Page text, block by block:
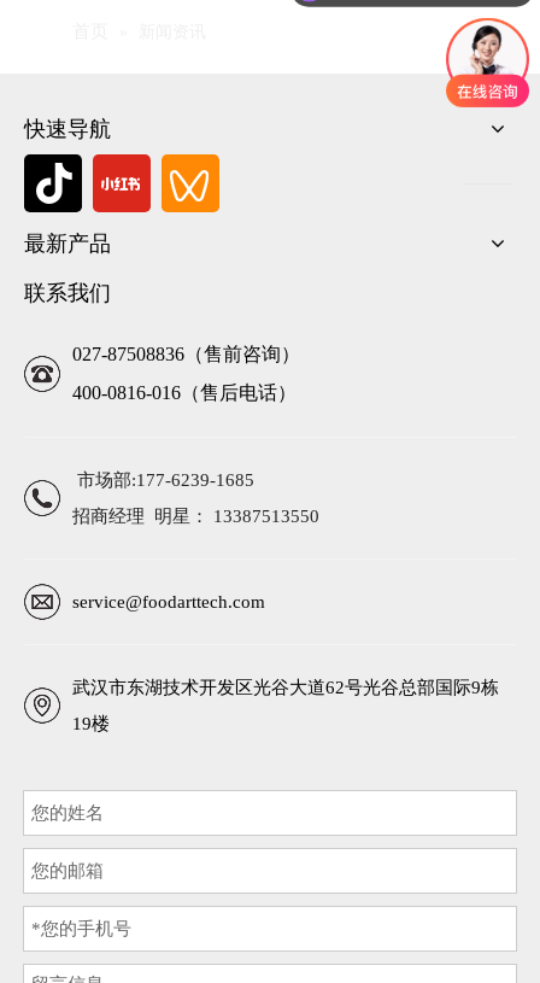
快速导航
最新产品
联系我们
027-87508836（售前咨询）
400-0816-016（售后电话）
市场部:177-6239-1685
招商经理 明星： 13387513550
service@foodarttech.com
武汉市东湖技术开发区光谷大道62号光谷总部国际9栋
19楼